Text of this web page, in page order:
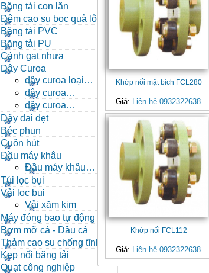
Băng tải con lăn
Đệm cao su bọc quả lô
băng tải
Băng tải PVC
Băng tải PU
Cánh gạt nhựa
Dây Curoa
dây curoa loại
A,B,C,D,E
dây curoa
SPZ,SPA,SPB,SPC
dây curoa
XPZ,XPA,XPB,XPC
Dây đai dẹt
Béc phun
Cuộn hút
Đầu máy khâu
Đầu máy khâu
Bafang
Túi lọc bụi
Vải lọc bụi
Vải xăm kim
Máy đóng bao tự động
Bơm mỡ cá - Dầu cá
Thảm cao su chống tĩnh
điện
Kẹp nối băng tải
Quạt công nghiệp
Khớp nối mặt bích FCL280
Giá: Liên hệ 0932322638
Khớp nối FCL112
Giá: Liên hệ 0932322638